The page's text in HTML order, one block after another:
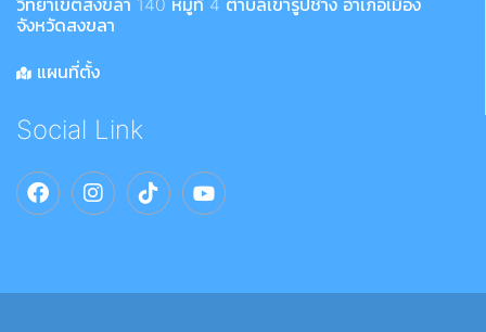
วิทยาเขตสงขลา 140 หมู่ที่ 4 ตำบลเขารูปช้าง อำเภอเมือง
จังหวัดสงขลา
แผนที่ตั้ง
Social Link